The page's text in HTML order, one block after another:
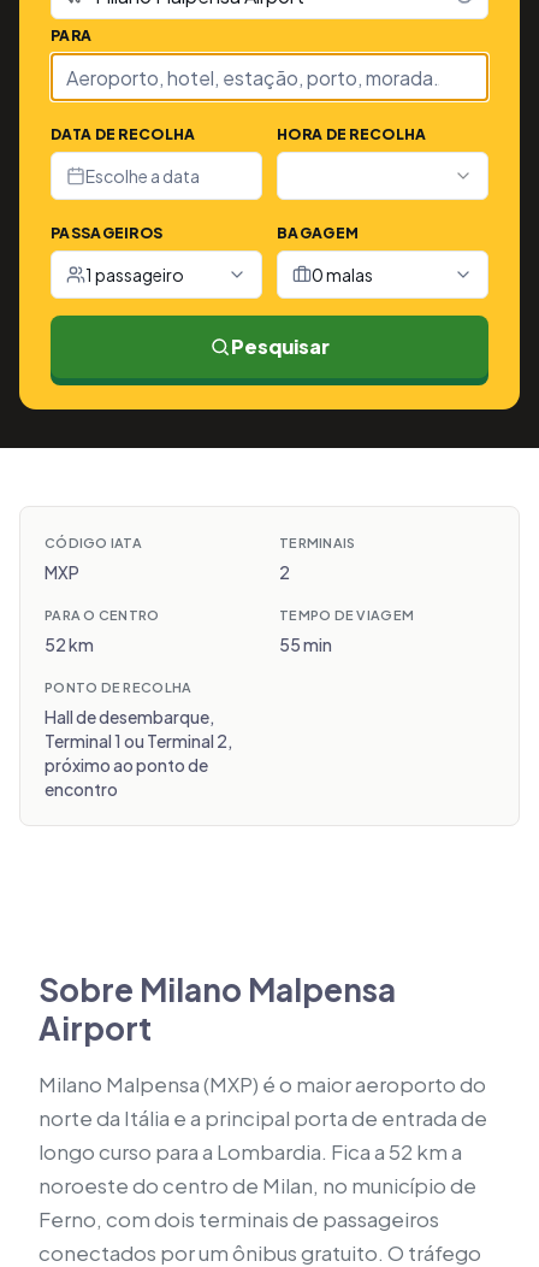
PARA
DATA DE RECOLHA
Escolhe a data
HORA DE RECOLHA
PASSAGEIROS
1 passageiro
BAGAGEM
0 malas
Pesquisar
CÓDIGO IATA
MXP
TERMINAIS
2
PARA O CENTRO
52 km
TEMPO DE VIAGEM
55 min
PONTO DE RECOLHA
Hall de desembarque,
Terminal 1 ou Terminal 2,
próximo ao ponto de
encontro
Sobre Milano Malpensa
Airport
Milano Malpensa (MXP) é o maior aeroporto do
norte da Itália e a principal porta de entrada de
longo curso para a Lombardia. Fica a 52 km a
noroeste do centro de Milan, no município de
Ferno, com dois terminais de passageiros
conectados por um ônibus gratuito. O tráfego